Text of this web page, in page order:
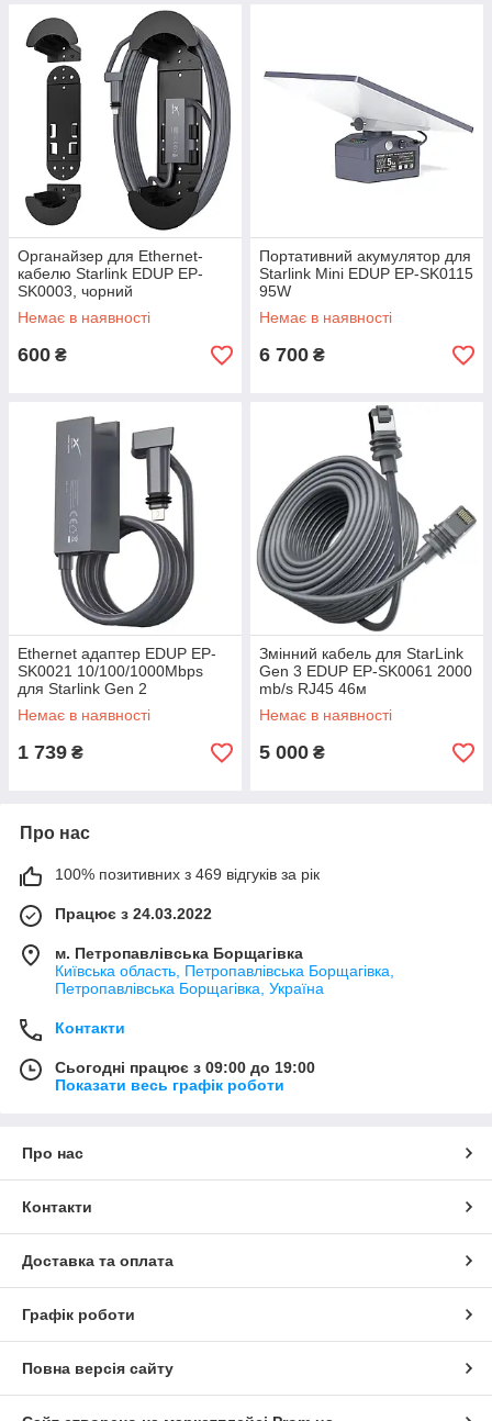
Органайзер для Ethernet-
кабелю Starlink EDUP EP-
SK0003, чорний
Немає в наявності
600 ₴
Портативний акумулятор для
Starlink Mini EDUP EP-SK0115
95W
Немає в наявності
6 700 ₴
Ethernet адаптер EDUP EP-
SK0021 10/100/1000Mbps
для Starlink Gen 2
Немає в наявності
1 739 ₴
Змінний кабель для StarLink
Gen 3 EDUP EP-SK0061 2000
mb/s RJ45 46м
Немає в наявності
5 000 ₴
Про нас
100% позитивних з 469 відгуків за рік
Працює з 24.03.2022
м. Петропавлівська Борщагівка
Київська область, Петропавлівська Борщагівка,
Петропавлівська Борщагівка, Україна
Контакти
Сьогодні працює з 09:00 до 19:00
Показати весь графік роботи
Про нас
Контакти
Доставка та оплата
Графік роботи
Повна версія сайту